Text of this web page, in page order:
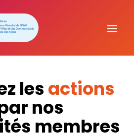
les actions
nos
membres